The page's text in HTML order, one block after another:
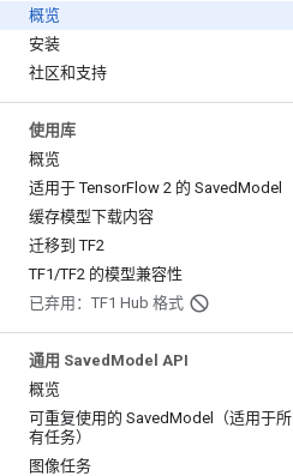
概览
安装
社区和支持
使用库
概览
适用于 TensorFlow 2 的 SavedModel
缓存模型下载内容
迁移到 TF2
TF1/TF2 的模型兼容性
已弃用：TF1 Hub 格式
通用 Saved Model API
概览
可重复使用的 SavedModel（适用于所
有任务）
图像任务